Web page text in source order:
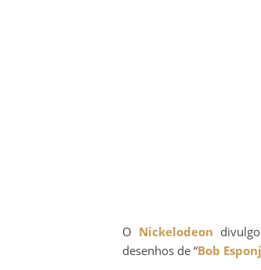
O Nickelodeon
desenhos de “Bob